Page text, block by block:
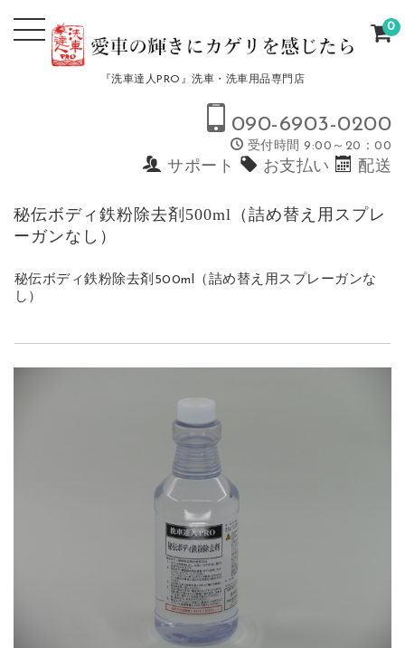
『洗車達人PRO』洗車・洗車用品専門店
090-6903-0200
受付時間 9:00～20：00
サポート お支払い 配送
0
秘伝ボディ鉄粉除去剤500ml（詰め替え用スプレ
ーガンなし）
秘伝ボディ鉄粉除去剤500ml（詰め替え用スプレーガンな
し）